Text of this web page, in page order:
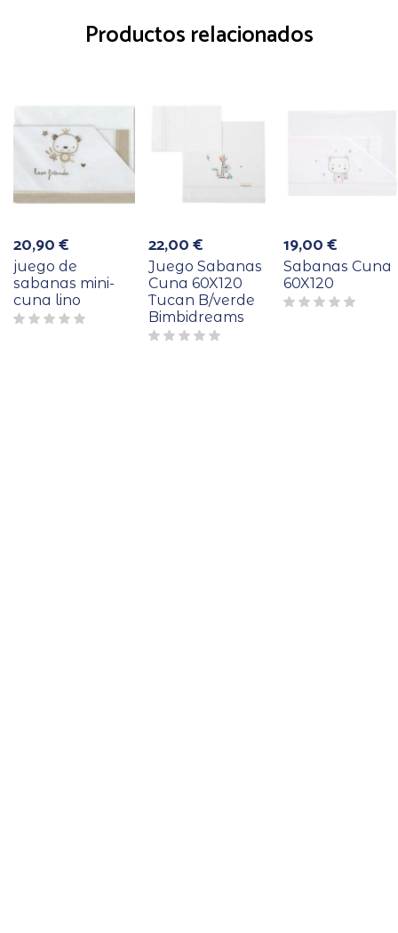
Productos relacionados
20,90€
juego de
sabanas mini-
cuna lino
22,00€
Juego Sabanas
Cuna 60X120
Tucan B/verde
Bimbidreams
19,00€
Sabanas Cuna
60X120